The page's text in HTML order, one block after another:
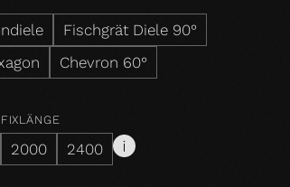
Fischgrät Diele 90°
Chevron 60°
FIXLÄNGE
2000 2400